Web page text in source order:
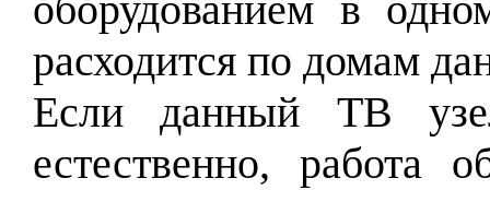
расходится по домам
Если данный ТВ
естественно, работа